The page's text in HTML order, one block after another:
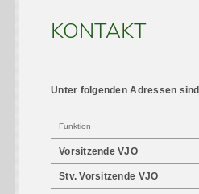
KONTAKT
Unter folgenden Adressen
Funktion
Vorsitzende VJO
Stv. Vorsitzende VJO